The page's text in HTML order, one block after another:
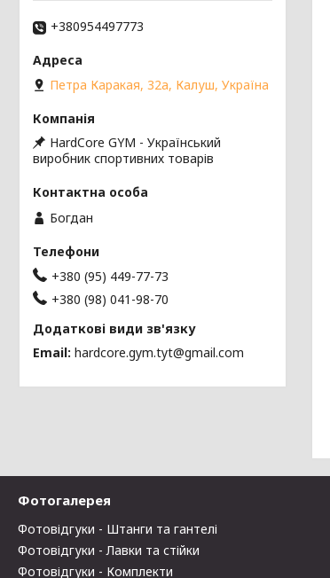
+380954497773
Петра Каракая, 32а, Калуш, Україна
HardCore GYM - Український
виробник спортивних товарів
Богдан
+380 (95) 449-77-73
+380 (98) 041-98-70
Email hardcore.gym.tyt@gmail.com
Фотогалерея
Фотовідгуки - Штанги та гантелі
Фотовідгуки - Лавки та стійки
Фотовідгуки - Комплекти